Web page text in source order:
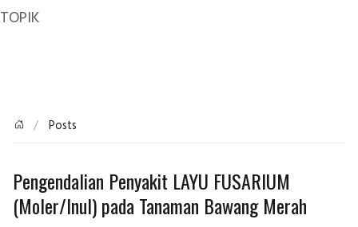
TOPIK
Posts
Pengendalian Penyakit LAYU FUSARIUM
(Moler/Inul) pada Tanaman Bawang Merah